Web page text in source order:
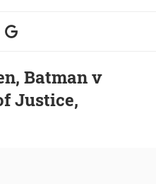
Batman v
Justice,